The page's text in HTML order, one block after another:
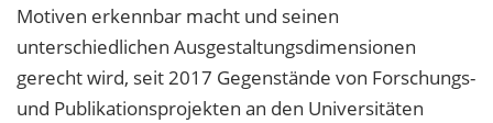
Motiven erkennbar macht und seinen
unterschiedlichen Ausgestaltungsdimensionen
gerecht wird, seit 2017 Gegenstände von Forschungs-
und Publikationsprojekten an den Universitäten